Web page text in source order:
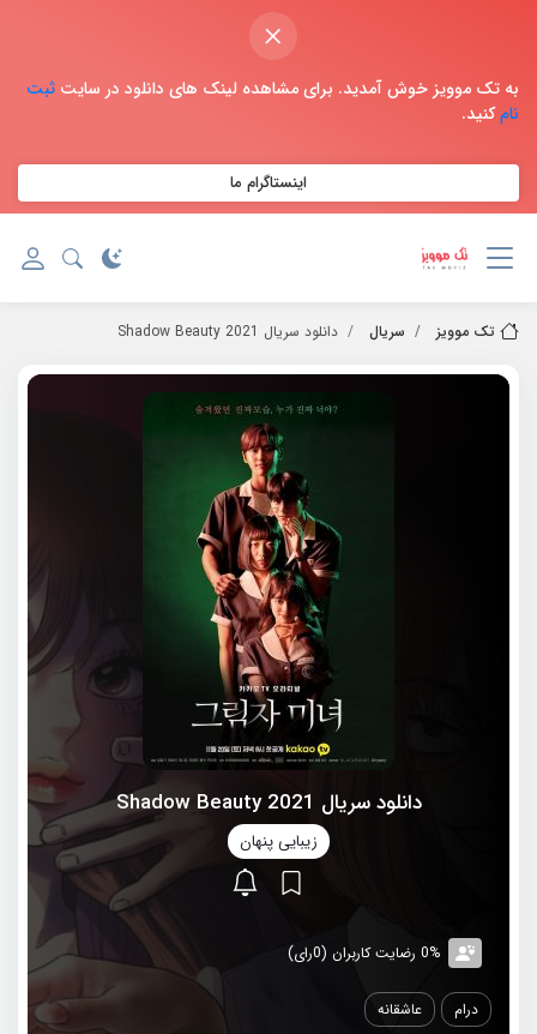
×
به تک موویز خوش آمدید. برای مشاهده لینک های دانلود در سایت ثبت
نامکنید.
اینستاگرام ما
تک موویز سریال دانلود سریال 2021 Shadow Beauty
دانلود سریال 2021 Shadow Beauty
زیبایی پنهان
0% رضایت کاربران (0رای)
درام عاشقانه